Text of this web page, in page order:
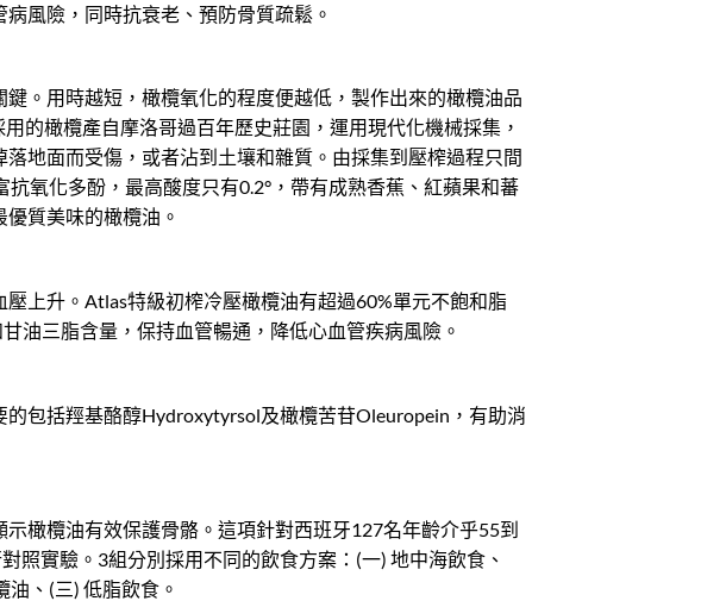
風險，同時抗衰老、預防骨質疏鬆。
。用時越短，橄欖氧化的程度便越低，製作出來的橄欖油品
的橄欖產自摩洛哥過百年歷史莊園，運用現代化機械採集，
地面而受傷，或者沾到土壤和雜質。由採集到壓榨過程只間
氧化多酚，最高酸度只有0.2°，帶有成熟香蕉、紅蘋果和蕃
質美味的橄欖油。
上升。Atlas特級初榨冷壓橄欖油有超過60%單元不飽和脂
油三脂含量，保持血管暢通，降低心血管疾病風險。
包括羥基酪醇Hydroxytyrsol及橄欖苦苷Oleuropein，有助消
示橄欖油有效保護骨骼。這項針對西班牙127名年齡介乎55到
照實驗。3組分別採用不同的飲食方案：(一) 地中海飲食、
、(三) 低脂飲食。